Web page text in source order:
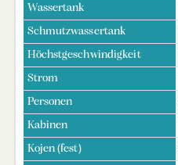
Wassertank
Schmutzwassertank
Höchstgeschwindigkeit
Strom
Personen
Kabinen
Kojen (fest)